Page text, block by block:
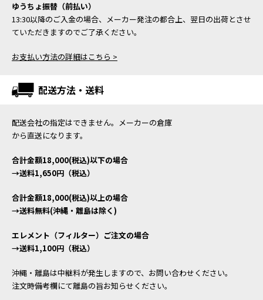
ゆうちょ振替（前払い）
13:30以降のご入金の場合、メーカー発注の都合上、翌日の出荷とさせ
ていただきますのでご了承ください。
お支払い方法の詳細はこちら >
配送方法・送料
配送会社の指定はできません。メーカーの倉庫
から直送になります。
合計金額18,000(税込)以下の場合
→送料1,650円（税込）
合計金額18,000(税込)以上の場合
→送料無料(沖縄・離島は除く)
エレメント（フィルター）ご注文の場合
→送料1,100円（税込）
沖縄・離島は中継料が発生しますので、お問い合わせください。
注文時備考欄にて離島の旨お知らせください。